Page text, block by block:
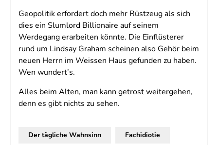
Geopolitik erfordert doch mehr Rüstzeug als sich
dies ein Slumlord Billionaire auf seinem
Werdegang erarbeiten könnte. Die Einflüsterer
rund um Lindsay Graham scheinen also Gehör beim
neuen Herrn im Weissen Haus gefunden zu haben.
Wen wundert’s.
Alles beim Alten, man kann getrost weitergehen,
denn es gibt nichts zu sehen.
Der tägliche Wahnsinn Fachidiotie